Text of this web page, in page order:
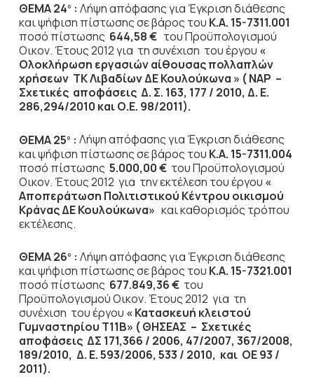
ΘΕΜΑ 24ο : Λήψη απόφασης για Έγκριση διάθεσης
και ψήφιση πίστωσης σε βάρος του Κ.Α. 15-7311.001
ποσό πίστωσης 644,58 € του Προϋπολογισμού
Οικον. Έτους 2012για τη συνέχιση του έργου «
Ολοκλήρωση εργασιών αίθουσας πολλαπλών
χρήσεων ΤΚ Λιβαδίων ΔΕ Κουλούκωνα » ( ΝΑΡ –
Σχετικές αποφάσεις Δ. Σ. 163, 177 / 2010, Δ. Ε.
286,294/2010 και Ο.Ε. 98/2011).
ΘΕΜΑ 25ο : Λήψη απόφασης για Έγκριση διάθεσης
και ψήφιση πίστωσης σε βάρος του Κ.Α. 15-7311.004
ποσό πίστωσης 5.000,00 €του Προϋπολογισμού
Οικον. Έτους 2012 για την εκτέλεση του έργου «
Αποπεράτωση Πολιτιστικού Κέντρου οικισμού
Κράνας ΔΕ Κουλούκωνα» και καθορισμός τρόπου
εκτέλεσης.
ΘΕΜΑ 26ο : Λήψη απόφασης για Έγκριση διάθεσης
και ψήφιση πίστωσης σε βάρος του Κ.Α. 15-7321.001
ποσό πίστωσης 677.849,36 € του
Προϋπολογισμού Οικον. Έτους 2012 για τη
συνέχιση του έργου « Κατασκευή κλειστού
Γυμναστηρίου Τ11Β» ( ΘΗΣΕΑΣ – Σχετικές
αποφάσεις ΔΣ 171,366 / 2006, 47/2007, 367/2008,
189/2010, Δ. Ε. 593/2006, 533 / 2010, και ΟΕ 93 /
2011).